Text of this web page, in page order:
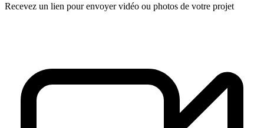
Recevez un lien pour envoyer vidéo ou photos de votre projet